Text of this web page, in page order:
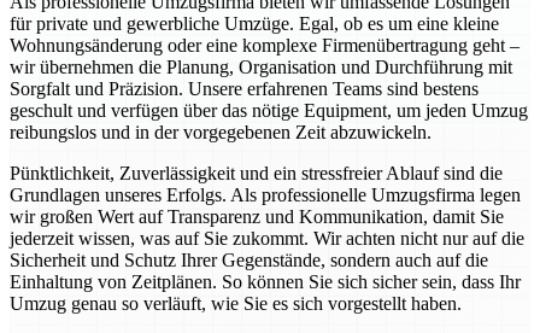
für private und gewerbliche Umzüge. Egal, ob es um eine kleine
Wohnungsänderung oder eine komplexe Firmenübertragung geht –
wir übernehmen die Planung, Organisation und Durchführung mit
Sorgfalt und Präzision. Unsere erfahrenen Teams sind bestens
geschult und verfügen über das nötige Equipment, um jeden Umzug
reibungslos und in der vorgegebenen Zeit abzuwickeln.
Pünktlichkeit, Zuverlässigkeit und ein stressfreier Ablauf sind die
Grundlagen unseres Erfolgs. Als professionelle Umzugsfirma legen
wir großen Wert auf Transparenz und Kommunikation, damit Sie
jederzeit wissen, was auf Sie zukommt. Wir achten nicht nur auf die
Sicherheit und Schutz Ihrer Gegenstände, sondern auch auf die
Einhaltung von Zeitplänen. So können Sie sich sicher sein, dass Ihr
Umzug genau so verläuft, wie Sie es sich vorgestellt haben.